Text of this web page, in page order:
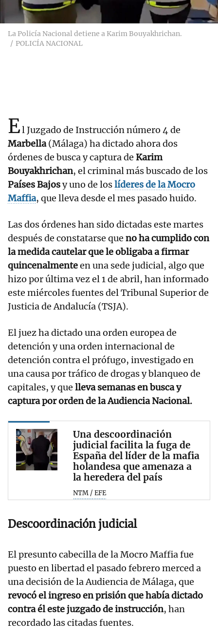
La Policía Nacional detiene a Karim Bouyakhrichan.
POLICÍA NACIONAL
El Juzgado de Instrucción número 4 de
Marbella(Málaga) ha dictado ahora dos
órdenes de busca y captura de Karim
Bouyakhrichan, el criminal más buscado de los
Países Bajosy uno de loslíderes de la Mocro
Maffia, que lleva desde el mes pasado huido.
Las dos órdenes han sido dictadas este martes
después de constatarse que no ha cumplido con
la medida cautelar que le obligaba a firmar
quincenalmenteen una sede judicial, algo que
hizo por última vez el 1 de abril, han informado
este miércoles fuentes del Tribunal Superior de
Justicia de Andalucía (TSJA).
El juez ha dictado una orden europea de
detención y una orden internacional de
detención contra el prófugo, investigado en
una causa por tráfico de drogas y blanqueo de
capitales, y que lleva semanas en busca y
captura por orden de la Audiencia Nacional.
Una descoordinación
judicial facilita la fuga de
España del líder de la mafia
holandesa que amenaza a
la heredera del país
NTM / EFE
Descoordinación judicial
El presunto cabecilla de la Mocro Maffia fue
puesto en libertad el pasado febrero merced a
una decisión de la Audiencia de Málaga, que
revocó el ingreso en prisión que había dictado
contra él este juzgado de instrucción, han
recordado las citadas fuentes.